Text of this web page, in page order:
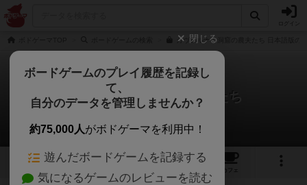
カヴェルナ：洞窟の農夫たち 日本語版の
カヴェルナ：洞窟の農夫たち
リーゼンドルフさんのレビュー
24 1 22
カフェ
閉じる
ボードゲームのプレイ履歴を記録し
て、
自分のデータを管理しませんか？
約75,000人がボドゲーマを利用中！
遊んだボードゲームを記録する
気になるゲームのレビューを読む